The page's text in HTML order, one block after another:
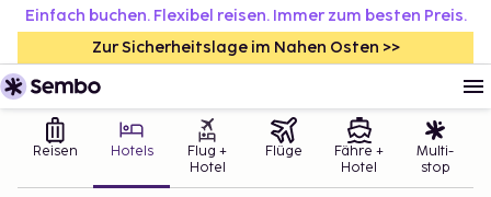
Einfach buchen. Flexibel reisen. Immer zum besten Preis.
Zur Sicherheitslage im Nahen Osten >>
Reisen Hotels
Flug +
Hotel
Flüge
Fähre +
Hotel
Multi-
stop